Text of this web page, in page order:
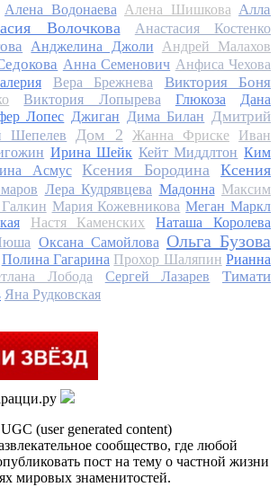
Алена Водонаева Алена Шишкова Алла
Волочкова Анастасия Костенко
Анджелина Джоли
Андрей Малахов
Анна Семенович Анфиса Чехова
Вера Брежнева Виктория Боня
Виктория Лопырева Глюкоза
Дана
Лопес Джиган Дима Билан Дмитрий
Шепелев Дом 2 Жанна Фриске
Иван
Ирина Шейк Кейт Миддлтон Ким
Асмус Ксения Бородина
Ксения
Лера Кудрявцева Мадонна Максим
Мария Кожевникова Меган Маркл
Настя Каменских
Наташа Королева
Оксана Самойлова Ольга Бузова
Полина Гагарина Прохор Шаляпин Рианна
Лобода Сергей Лазарев
Тимати
Яна Рудковская
(user generated content)
сообщество, где любой
пост на тему о частной жизни
мировых знаменитостей.